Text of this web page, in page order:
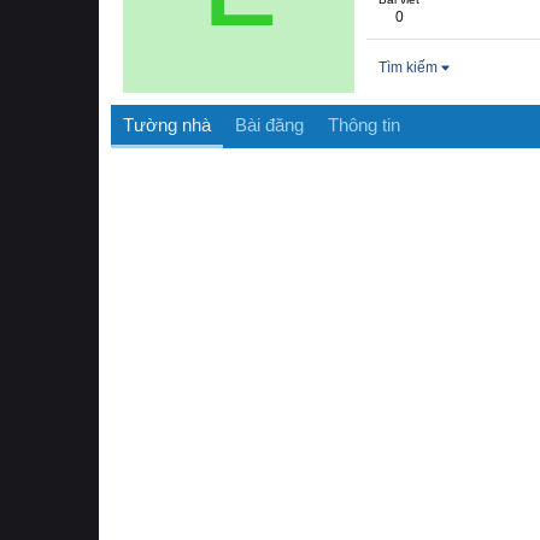
0
Tìm kiếm
Tường nhà Bài đăng Thông tin